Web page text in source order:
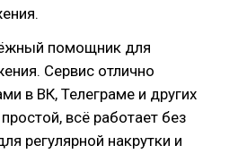
помощник для
Сервис отлично
в ВК, Телеграме и других
всё работает без
регулярной накрутки и